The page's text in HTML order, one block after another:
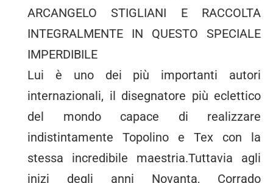
ARCANGELO STIGLIANI E RACCOLTA
INTEGRALMENTE IN QUESTO SPECIALE
IMPERDIBILE
Lui è uno dei più importanti autori
internazionali, il disegnatore più eclettico
del mondo capace di realizzare
indistintamente Topolino e Tex con la
stessa incredibile maestria.Tuttavia agli
inizi degli anni Novanta, Corrado